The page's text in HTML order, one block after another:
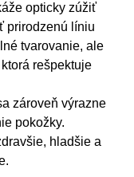
opticky zúžiť
prirodzenú líniu
tvarovanie, ale
rešpektuje
zároveň výrazne
pokožky.
hladšie a